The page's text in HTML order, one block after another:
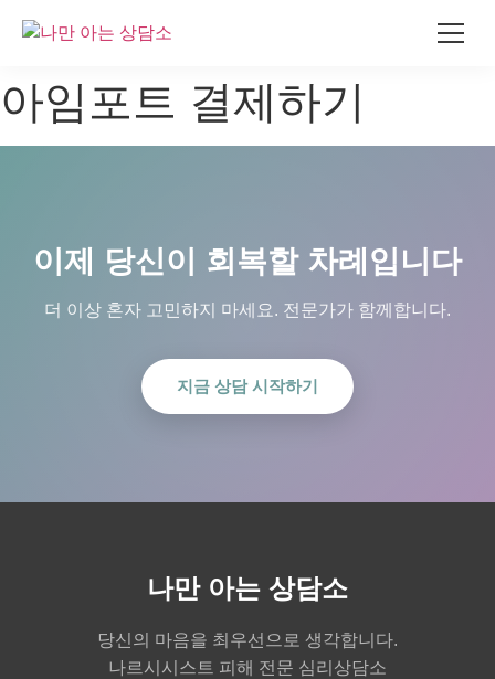
텐아임포트 결제하기
이제 당신이 회복할 차례입니다
더 이상 혼자 고민하지 마세요. 전문가가 함께합니다.
지금 상담 시작하기
나만 아는 상담소
당신의 마음을 최우선으로 생각합니다.
나르시시스트 피해 전문 심리상담소